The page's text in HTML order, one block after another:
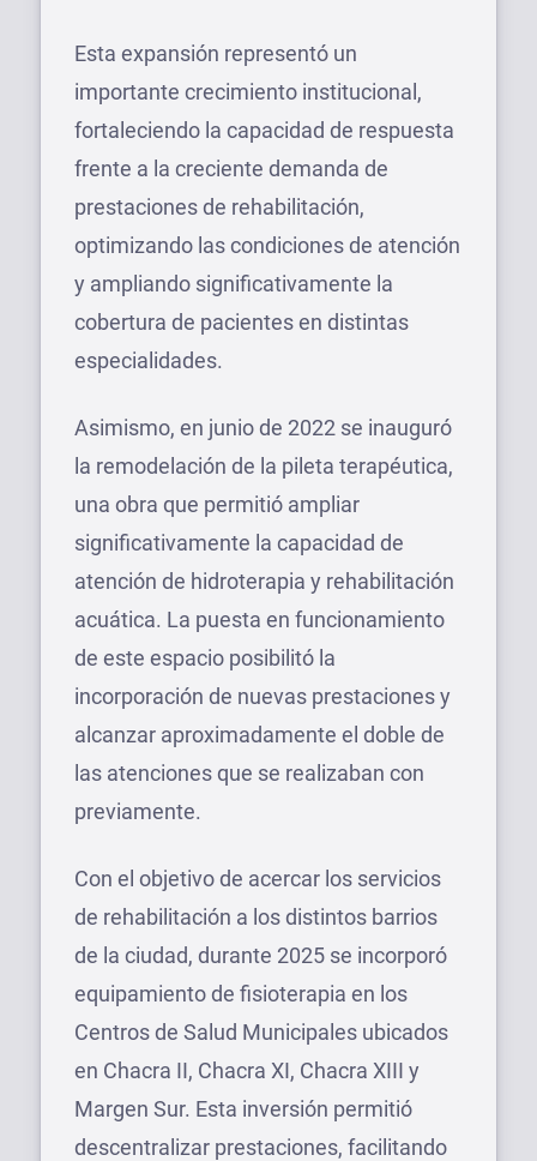
Esta expansión representó un
importante crecimiento institucional,
fortaleciendo la capacidad de respuesta
frente a la creciente demanda de
prestaciones de rehabilitación,
optimizando las condiciones de atención
y ampliando significativamente la
cobertura de pacientes en distintas
especialidades.
Asimismo, en junio de 2022 se inauguró
la remodelación de la pileta terapéutica,
una obra que permitió ampliar
significativamente la capacidad de
atención de hidroterapia y rehabilitación
acuática. La puesta en funcionamiento
de este espacio posibilitó la
incorporación de nuevas prestaciones y
alcanzar aproximadamente el doble de
las atenciones que se realizaban con
previamente.
Con el objetivo de acercar los servicios
de rehabilitación a los distintos barrios
de la ciudad, durante 2025 se incorporó
equipamiento de fisioterapia en los
Centros de Salud Municipales ubicados
en Chacra II, Chacra XI, Chacra XIII y
Margen Sur. Esta inversión permitió
descentralizar prestaciones, facilitando